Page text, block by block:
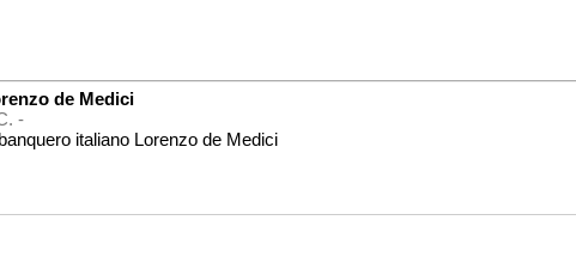
de Medici
-
italiano Lorenzo de Medici